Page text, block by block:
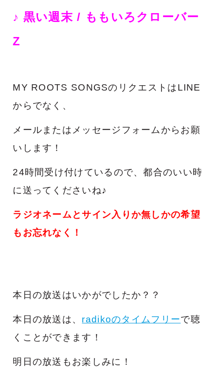
♪ 黒い週末 / ももいろクローバー
Z
MY ROOTS SONGSのリクエストはLINE
からでなく、
メールまたはメッセージフォームからお願
いします！
24時間受け付けているので、都合のいい時
に送ってくださいね♪
ラジオネームとサイン入りか無しかの希望
もお忘れなく！
本日の放送はいかがでしたか？？
本日の放送は、 radikoのタイムフリーで聴
くことができます！
明日の放送もお楽しみに！